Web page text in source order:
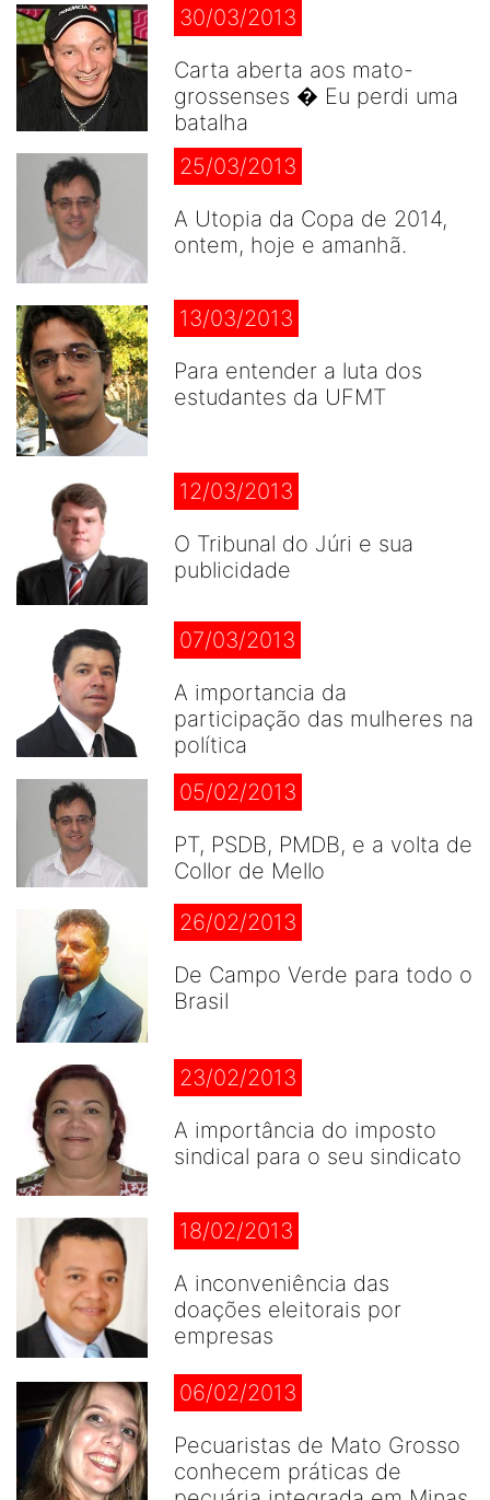
30/03/2013
Carta aberta aos mato-
grossenses � Eu perdi uma
batalha
25/03/2013
A Utopia da Copa de 2014,
ontem, hoje e amanhã.
13/03/2013
Para entender a luta dos
estudantes da UFMT
12/03/2013
O Tribunal do Júri e sua
publicidade
07/03/2013
A importancia da
participação das mulheres na
política
05/02/2013
PT, PSDB, PMDB, e a volta de
Collor de Mello
26/02/2013
De Campo Verde para todo o
Brasil
23/02/2013
A importância do imposto
sindical para o seu sindicato
18/02/2013
A inconveniência das
doações eleitorais por
empresas
06/02/2013
Pecuaristas de Mato Grosso
conhecem práticas de